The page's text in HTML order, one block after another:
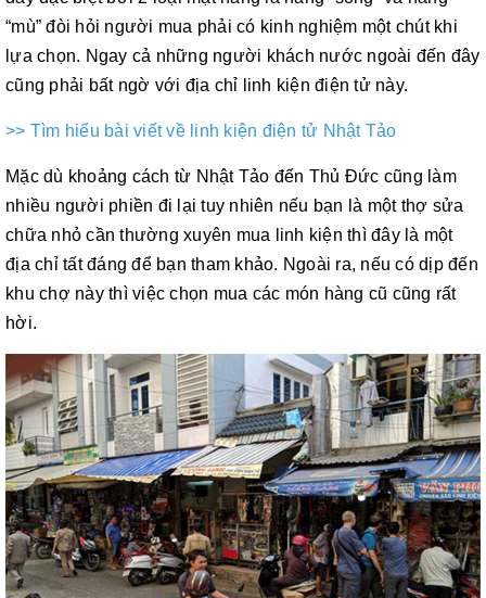
“mù” đòi hỏi người mua phải có kinh nghiệm một chút khi
lựa chọn. Ngay cả những người khách nước ngoài đến đây
cũng phải bất ngờ với địa chỉ linh kiện điện tử này.
>> Tìm hiểu bài viết về linh kiện điện tử Nhật Tảo
Mặc dù khoảng cách từ Nhật Tảo đến Thủ Đức cũng làm
nhiều người phiền đi lại tuy nhiên nếu bạn là một thợ sửa
chữa nhỏ cần thường xuyên mua linh kiện thì đây là một
địa chỉ tất đáng để bạn tham khảo. Ngoài ra, nếu có dịp đến
khu chợ này thì việc chọn mua các món hàng cũ cũng rất
hời.